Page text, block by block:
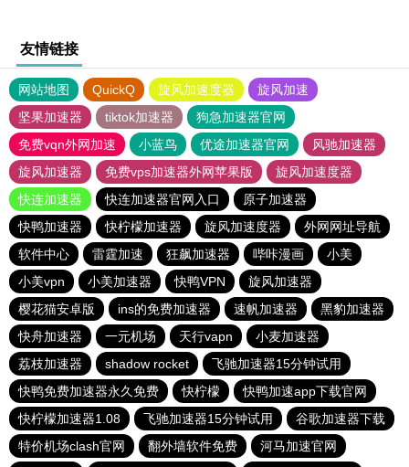
友情链接
网站地图 QuickQ 旋风加速度器
旋风加速
坚果加速器
tiktok加速器
狗急加速器官网
免费vqn外网加速
小蓝鸟 优途加速器官网
风驰加速器
旋风加速器
免费vps加速器外网苹果版
旋风加速度器
快连加速器
快连加速器官网入口
原子加速器
快鸭加速器
快柠檬加速器 旋风加速度器
外网网址导航
软件中心
雷霆加速 狂飙加速器 哔咔漫画
小美
小美vpn
小美加速器 快鸭VPN
旋风加速器
樱花猫安卓版
ins的免费加速器 速帆加速器
黑豹加速器
快舟加速器
一元机场 天行vapn
小麦加速器
荔枝加速器
shadow rocket
飞驰加速器15分钟试用
快鸭免费加速器永久免费
快柠檬
快鸭加速app下载官网
快柠檬加速器1.08
飞驰加速器15分钟试用
谷歌加速器下载
特价机场clash官网
翻外墙软件免费
河马加速官网